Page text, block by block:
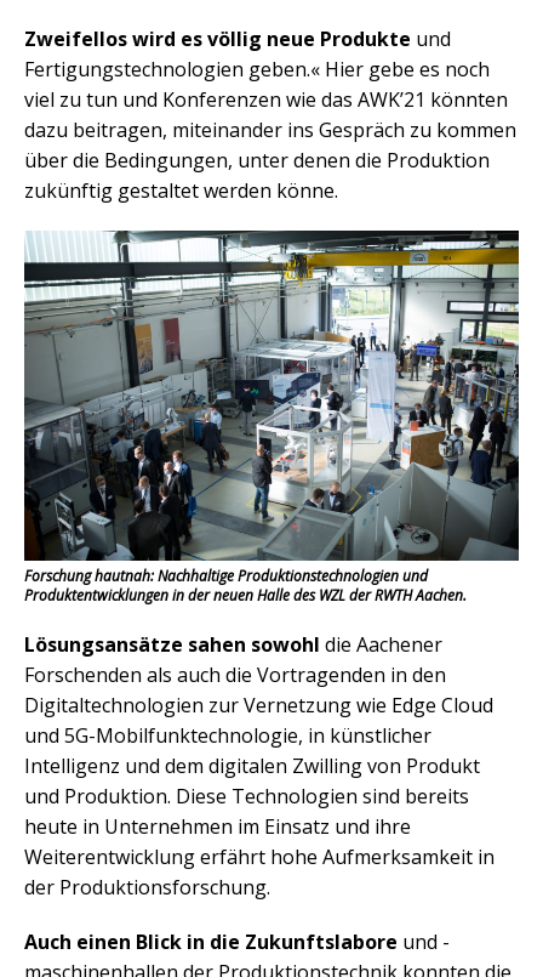
Zweifellos wird es völlig neue Produkte und
Fertigungstechnologien geben.« Hier gebe es noch
viel zu tun und Konferenzen wie das AWK’21 könnten
dazu beitragen, miteinander ins Gespräch zu kommen
über die Bedingungen, unter denen die Produktion
zukünftig gestaltet werden könne.
Forschung hautnah: Nachhaltige Produktionstechnologien und
Produktentwicklungen in der neuen Halle des WZL der RWTH Aachen.
Lösungsansätze sahen sowohl die Aachener
Forschenden als auch die Vortragenden in den
Digitaltechnologien zur Vernetzung wie Edge Cloud
und 5G-Mobilfunktechnologie, in künstlicher
Intelligenz und dem digitalen Zwilling von Produkt
und Produktion. Diese Technologien sind bereits
heute in Unternehmen im Einsatz und ihre
Weiterentwicklung erfährt hohe Aufmerksamkeit in
der Produktionsforschung.
Auch einen Blick in die Zukunftslabore und -